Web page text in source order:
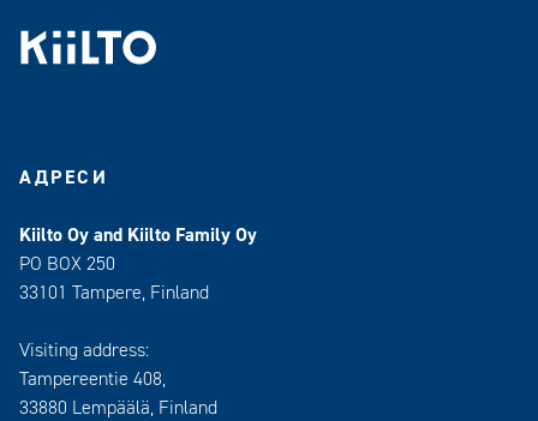
АДРЕСИ
Kiilto Oy and Kiilto Family Oy
PO BOX 250
33101 Tampere, Finland
Visiting address:
Tampereentie 408,
33880 Lempäälä, Finland